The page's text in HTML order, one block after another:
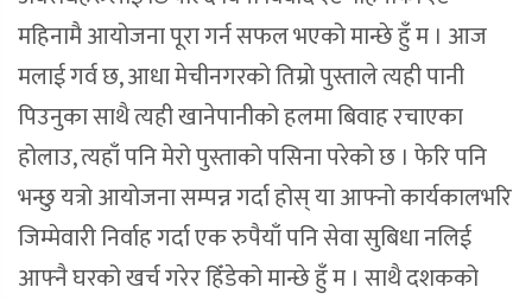
महिनामै आयोजना पूरा गर्न सफल भएको मान्छे हुँ म । आज
मलाई गर्व छ, आधा मेचीनगरको तिम्रो पुस्ताले त्यही पानी
पिउनुका साथै त्यही खानेपानीको हलमा बिवाह रचाएका
होलाउ, त्यहाँ पनि मेरो पुस्ताको पसिना परेको छ । फेरि पनि
भन्छु यत्रो आयोजना सम्पन्न गर्दा होस् या आफ्नो कार्यकालभरि
जिम्मेवारी निर्वाह गर्दा एक रुपैयाँ पनि सेवा सुबिधा नलिई
आफ्नै घरको खर्च गरेर हिँडेको मान्छे हुँ म । साथै दशकको